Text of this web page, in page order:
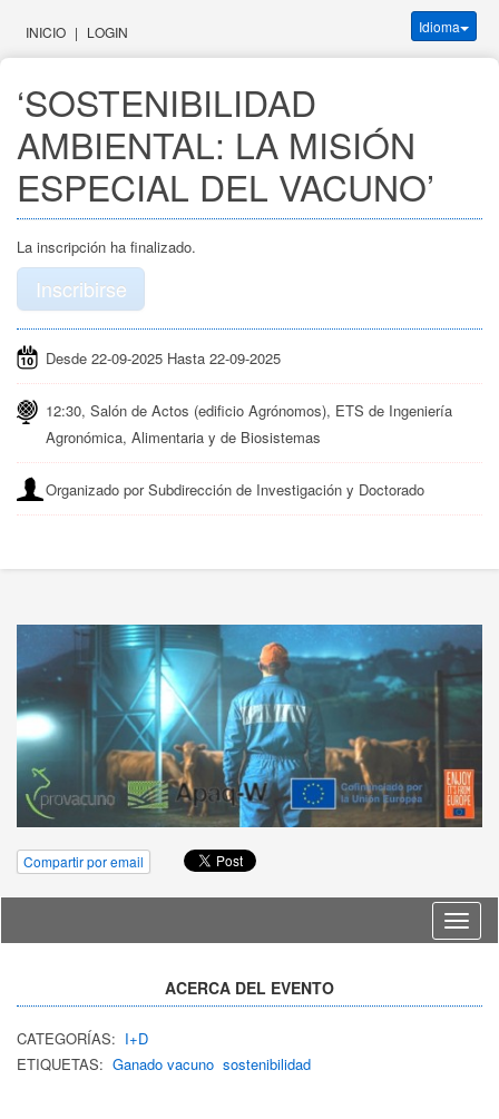
INICIO | LOGIN Idioma
‘SOSTENIBILIDAD
AMBIENTAL: LA MISIÓN
ESPECIAL DEL VACUNO’
La inscripción ha finalizado.
Inscribirse
Desde 22-09-2025 Hasta 22-09-2025
12:30, Salón de Actos (edificio Agrónomos), ETS de Ingeniería
Agronómica, Alimentaria y de Biosistemas
Organizado por Subdirección de Investigación y Doctorado
Compartir por email
Idioma
ACERCA DEL EVENTO
CATEGORÍAS: I+D
ETIQUETAS: Ganado vacuno sostenibilidad